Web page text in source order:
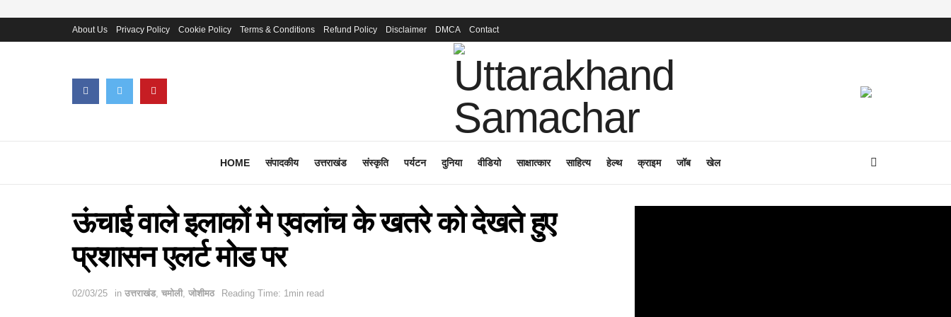
About Us Privacy Policy Cookie Policy Terms & Conditions Refund Policy Disclaimer DMCA Contact
HOME संपादकीय उत्तराखंड संस्कृति पर्यटन दुनिया वीडियो साक्षात्कार साहित्य हेल्थ क्राइम जॉब खेल
ऊंचाई वाले इलाकों मे एवलांच के खतरे को देखते हुए
प्रशासन एलर्ट मोड पर
02/03/25 in उत्तराखंड, चमोली, जोशीमठ Reading Time: 1min read